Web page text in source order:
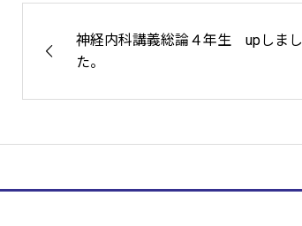
神経内科講義総論４年生 upしまし
た。